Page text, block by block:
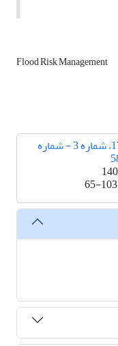
Flood Risk Management
دوره 17، شماره 3 - شماره
65-103